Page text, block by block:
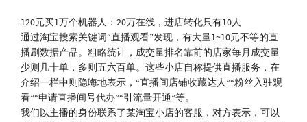
120元买1万个机器人：20万在线，进店转化只有10人
通过淘宝搜索关键词“直播观看”发现，有大量1~10元不等的直
播刷数据产品。粗略统计，成交量排名靠前的店家每月成交量
少则几十单，多则五六百单。这些小店自称提供直播服务，在
介绍一栏中则隐晦地表示，“直播间店铺收藏达人”“粉丝入驻观
看”“申请直播间号代办”“引流量开通”等。
我们以主播的身份联系了某淘宝小店的客服，对方表示，可以